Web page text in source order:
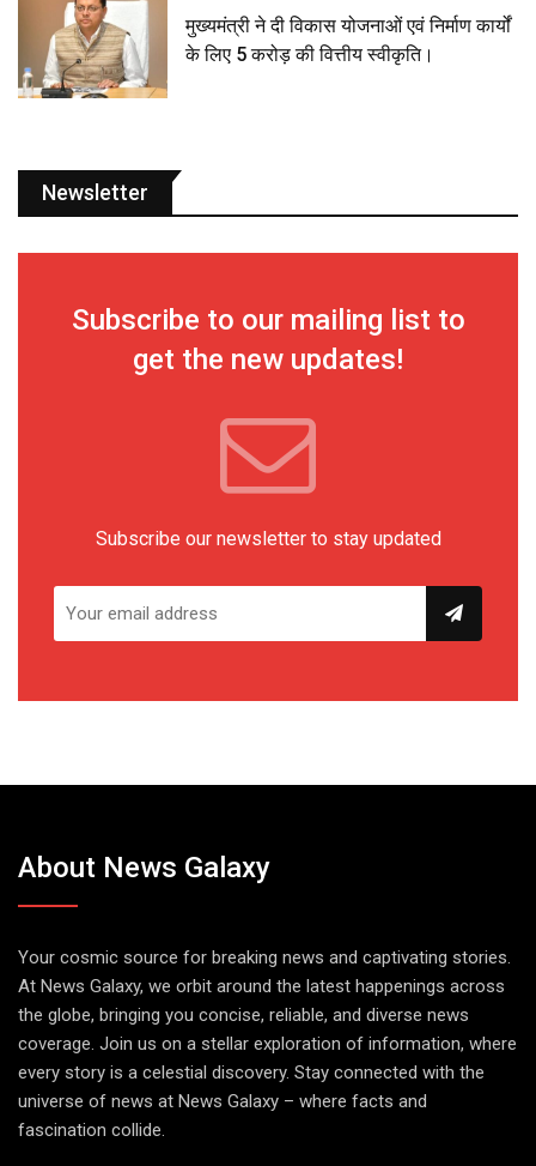
मुख्यमंत्री ने दी विकास योजनाओं एवं निर्माण कार्यों
के लिए 5 करोड़ की वित्तीय स्वीकृति।
Newsletter
Subscribe to our mailing list to
get the new updates!
Subscribe our newsletter to stay updated
About News Galaxy
Your cosmic source for breaking news and captivating stories.
At News Galaxy, we orbit around the latest happenings across
the globe, bringing you concise, reliable, and diverse news
coverage. Join us on a stellar exploration of information, where
every story is a celestial discovery. Stay connected with the
universe of news at News Galaxy – where facts and
fascination collide.